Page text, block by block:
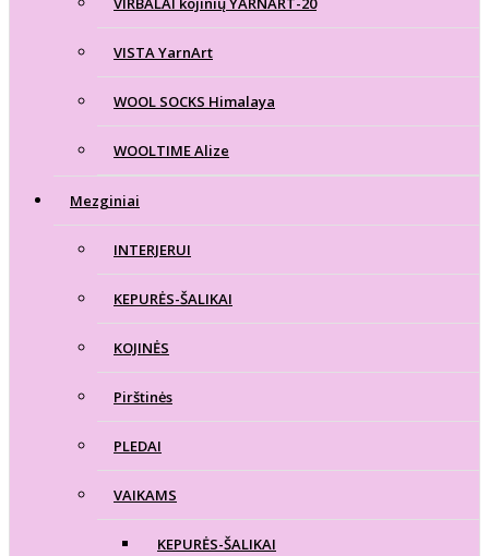
VISTA YarnArt
WOOL SOCKS Himalaya
WOOLTIME Alize
Mezginiai
INTERJERUI
KEPURĖS-ŠALIKAI
KOJINĖS
Pirštinės
PLEDAI
VAIKAMS
KEPURĖS-ŠALIKAI